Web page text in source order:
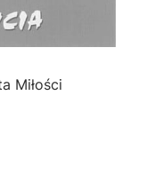
Miłości